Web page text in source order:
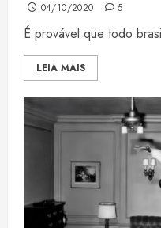
04/10/2020 5
É provável que todo
LEIA MAIS